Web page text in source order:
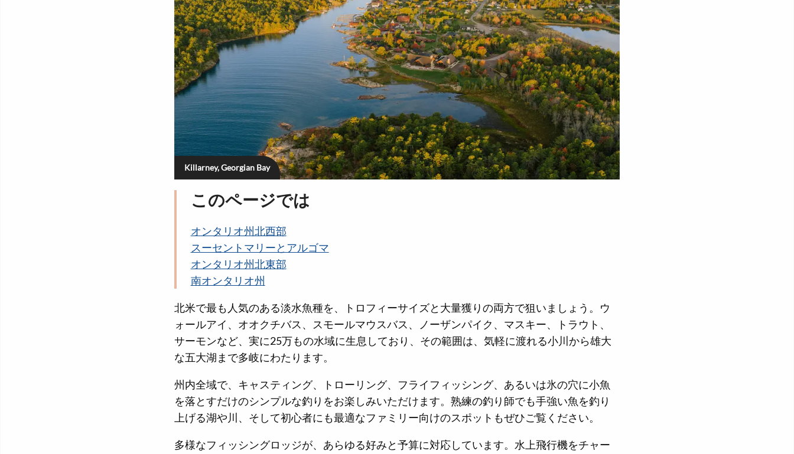
Killarney, Georgian Bay
このページでは
オンタリオ州北西部
スーセントマリーとアルゴマ
オンタリオ州北東部
南オンタリオ州
北米で最も人気のある淡水魚種を、トロフィーサイズと大量獲りの両方で狙いましょう。ウ
ォールアイ、オオクチバス、スモールマウスバス、ノーザンパイク、マスキー、トラウト、
サーモンなど、実に25万もの水域に生息しており、その範囲は、気軽に渡れる小川から雄大
な五大湖まで多岐にわたります。
州内全域で、キャスティング、トローリング、フライフィッシング、あるいは氷の穴に小魚
を落とすだけのシンプルな釣りをお楽しみいただけます。熟練の釣り師でも手強い魚を釣り
上げる湖や川、そして初心者にも最適なファミリー向けのスポットもぜひご覧ください。
多様なフィッシングロッジが、あらゆる好みと予算に対応しています。水上飛行機をチャー